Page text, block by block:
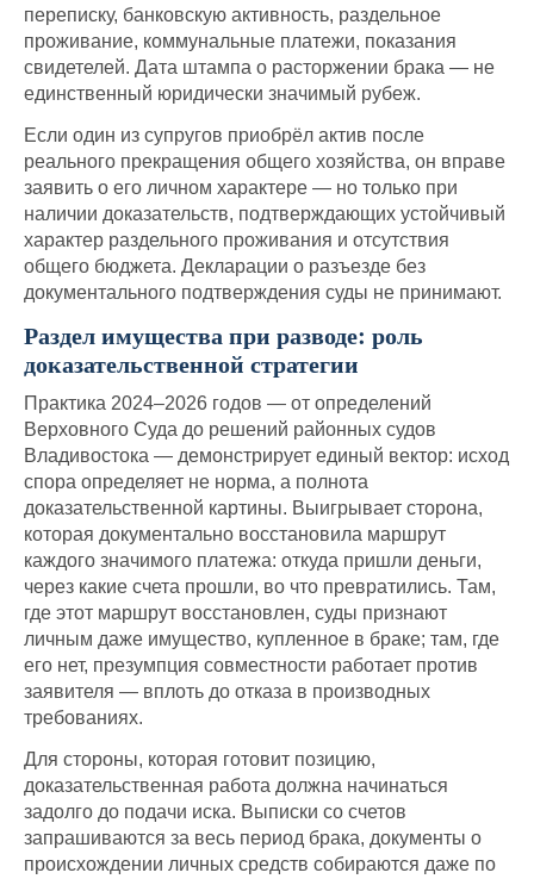
переписку, банковскую активность, раздельное
проживание, коммунальные платежи, показания
свидетелей. Дата штампа о расторжении брака — не
единственный юридически значимый рубеж.
Если один из супругов приобрёл актив после
реального прекращения общего хозяйства, он вправе
заявить о его личном характере — но только при
наличии доказательств, подтверждающих устойчивый
характер раздельного проживания и отсутствия
общего бюджета. Декларации о разъезде без
документального подтверждения суды не принимают.
Раздел имущества при разводе: роль
доказательственной стратегии
Практика 2024–2026 годов — от определений
Верховного Суда до решений районных судов
Владивостока — демонстрирует единый вектор: исход
спора определяет не норма, а полнота
доказательственной картины. Выигрывает сторона,
которая документально восстановила маршрут
каждого значимого платежа: откуда пришли деньги,
через какие счета прошли, во что превратились. Там,
где этот маршрут восстановлен, суды признают
личным даже имущество, купленное в браке; там, где
его нет, презумпция совместности работает против
заявителя — вплоть до отказа в производных
требованиях.
Для стороны, которая готовит позицию,
доказательственная работа должна начинаться
задолго до подачи иска. Выписки со счетов
запрашиваются за весь период брака, документы о
происхождении личных средств собираются даже по